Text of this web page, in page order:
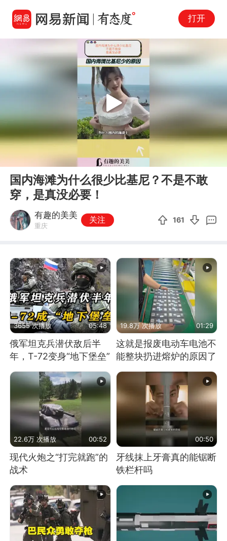
打开
Play
国内海滩为什么很少比基尼？不是不敢
穿，是真没必要！
有趣的美美
重庆
关注 161
3655 次播放 05:48
俄军坦克兵潜伏敌后半
年，T-72变身“地下堡垒”
19.8万 次播放 01:29
这就是报废电动车电池不
能整块扔进熔炉的原因了
22.6万 次播放 00:52
现代火炮之“打完就跑”的
战术
00:50
牙线抹上牙膏真的能锯断
铁栏杆吗